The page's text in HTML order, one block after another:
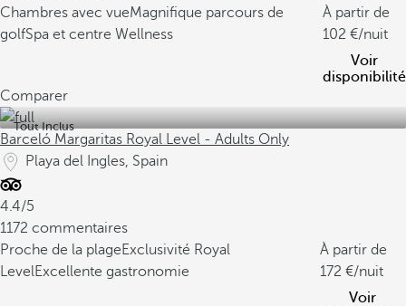
Chambres avec vueMagnifique parcours de
golfSpa et centre Wellness
À partir de
102
/nuit
Voir
disponibilité
Comparer
Tout Inclus
Barceló Margaritas Royal Level - Adults Only
Playa del Ingles, Spain
4.4/5
1172 commentaires
Proche de la plageExclusivité Royal
LevelExcellente gastronomie
À partir de
172
/nuit
Voir